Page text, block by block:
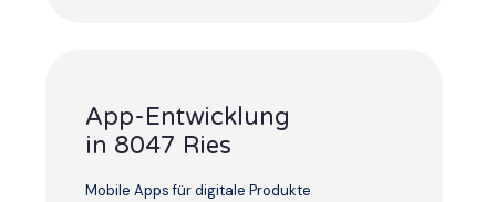
App-Entwicklung
in 8047 Ries
Mobile Apps für digitale Produkte